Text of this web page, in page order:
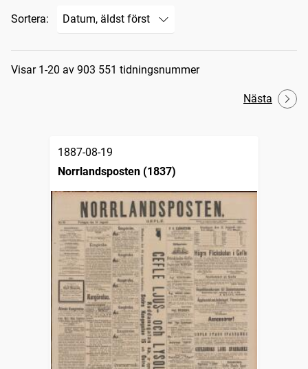
Sortera:
Sökresultat
Visar 1-20 av 903 551 tidningsnummer
Nästa
1887-08-19
Norrlandsposten (1837)